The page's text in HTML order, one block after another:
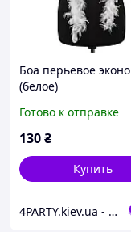
Боа перьевое
(белое)
Готово к отправке
130₴
Купить
4PARTY.kiev.ua - Все для праздника